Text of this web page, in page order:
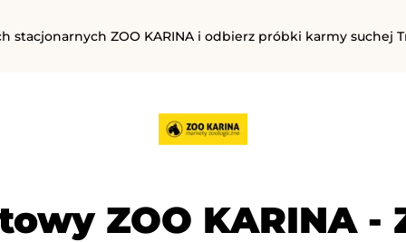
stacjonarnych ZOO KARINA i odbierz próbki karmy suchej
ZOO KARINA -